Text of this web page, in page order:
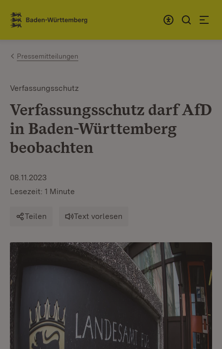
Zum Inhalt springen
Link zur Startseite
Pressemitteilungen
Verfassungsschutz
Verfassungsschutz darf AfD
in Baden-Württemberg
beobachten
08.11.2023
Lesezeit: 1 Minute
Teilen Text vorlesen